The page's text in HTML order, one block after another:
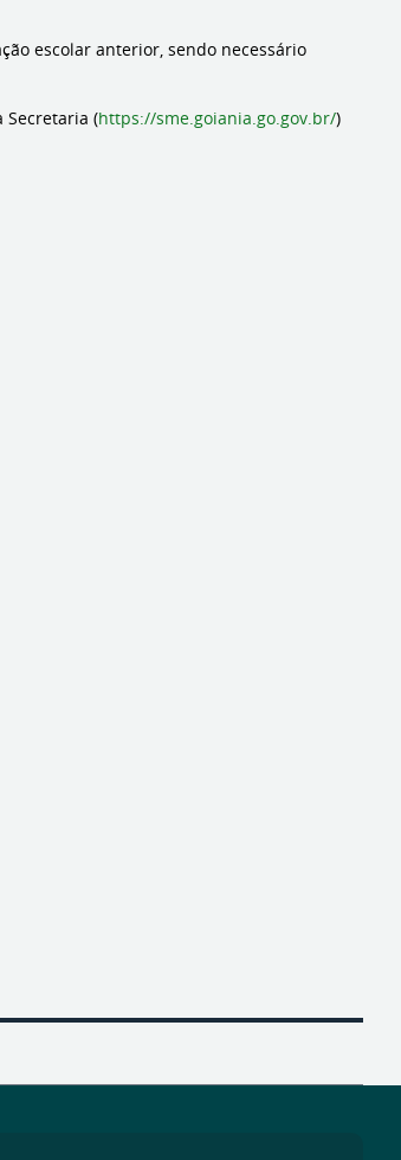
escolar anterior, sendo necessário
Secretaria (https://sme.goiania.go.gov.br/)